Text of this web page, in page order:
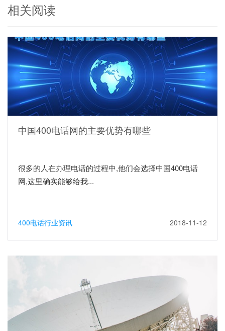
相关阅读
中国400电话网的主要优势有哪些
很多的人在办理电话的过程中,他们会选择中国400电话
网,这里确实能够给我...
400电话行业资讯 2018-11-12